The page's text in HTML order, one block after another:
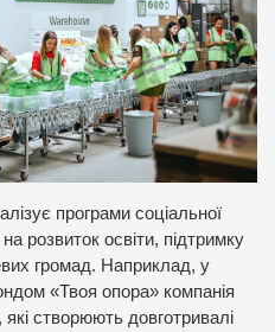
програми соціальної
розвиток освіти, підтримку
громад. Наприклад, у
«Твоя опора» компанія
створюють довготривалі